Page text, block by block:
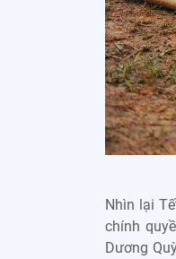
Nhìn lại
chính
Dương